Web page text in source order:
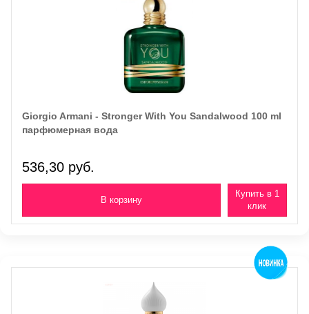
Giorgio Armani - Stronger With You Sandalwood 100 ml
парфюмерная вода
536,30 руб.
Купить в 1
клик